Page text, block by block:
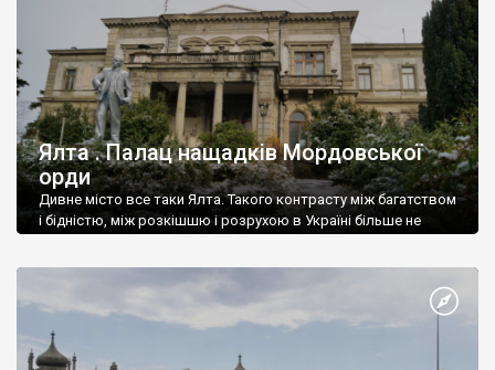
Ялта . Палац нащадків Мордовської
орди
Дивне місто все таки Ялта. Такого контрасту між багатством
і бідністю, між розкішшю і розрухою в Україні більше не